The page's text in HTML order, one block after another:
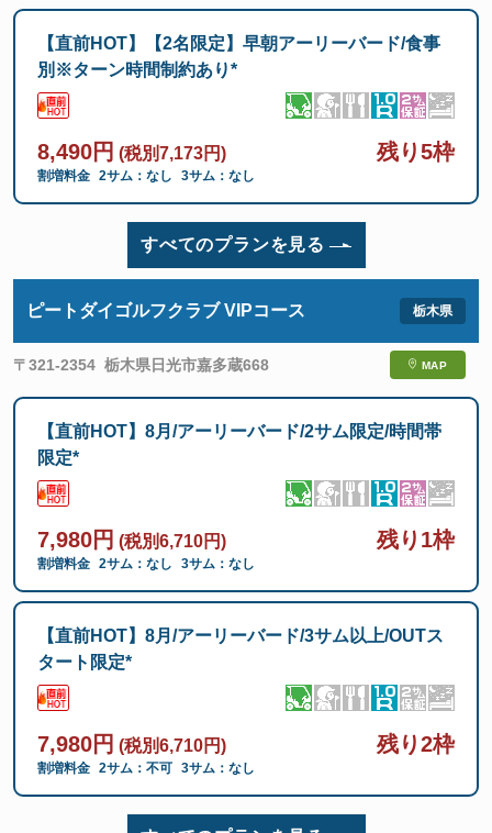
【直前HOT】【2名限定】早朝アーリーバード/食事
別※ターン時間制約あり*
8,490円 (税別7,173円) 残り5枠
割増料金 2サム：なし 3サム：なし
すべてのプランを見る
ピートダイゴルフクラブ VIPコース
〒321-2354 栃木県日光市嘉多蔵668 MAP
【直前HOT】8月/アーリーバード/2サム限定/時間帯
限定*
7,980円 (税別6,710円) 残り1枠
割増料金 2サム：なし 3サム：なし
【直前HOT】8月/アーリーバード/3サム以上/OUTス
タート限定*
7,980円 (税別6,710円) 残り2枠
割増料金 2サム：不可 3サム：なし